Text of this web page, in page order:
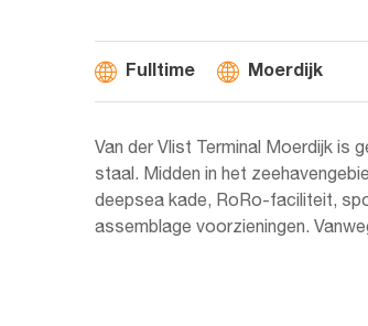
Fulltime Moerdijk
Van der Vlist Terminal Moerdijk is
staal. Midden in het
deepsea kade, RoRo-faciliteit,
assemblage voorzieningen.